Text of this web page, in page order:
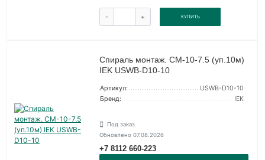
- + КУПИТЬ
Спираль монтаж. СМ-10-7.5 (уп.10м)
IEK USWB-D10-10
Артикул:
USWB-D10-10
Бренд:
IEK
Под заказ
Обновлено 07.08.2026
+7 8112 660-223